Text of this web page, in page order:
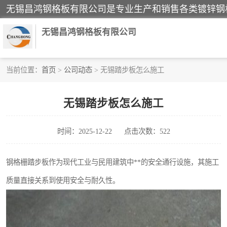
无锡昌鸿钢格板有限公司
当前位置： 首页 > 公司动态 > 无锡踏步板怎么施工
无锡踏步板怎么施工
时间：2025-12-22 点击次数：522
钢格栅踏步板作为现代工业与民用建筑中**的安全通行设施，其施工
质量直接关系到使用安全与耐久性。
齿形钢格板
热镀锌钢格板